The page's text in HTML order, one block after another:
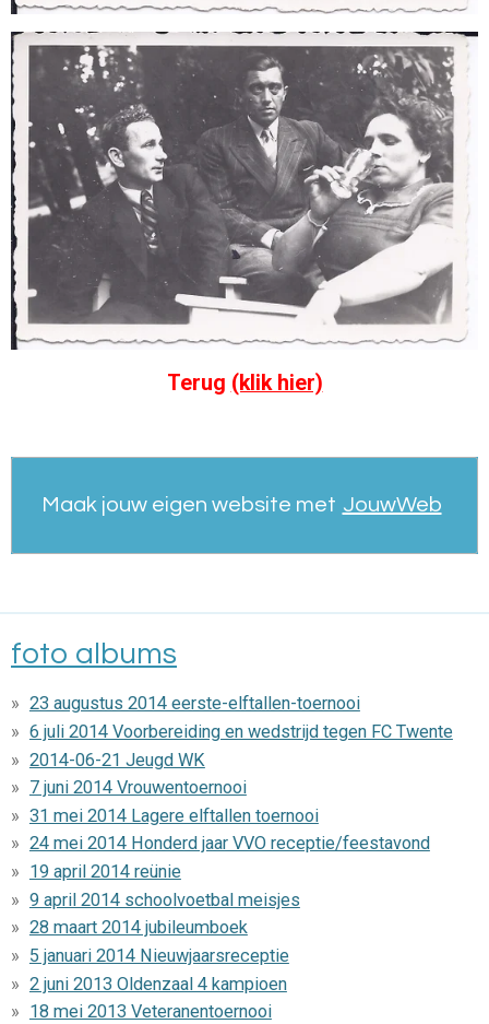
Terug (klik hier)
Maak jouw eigen website met JouwWeb
foto albums
23 augustus 2014 eerste-elftallen-toernooi
6 juli 2014 Voorbereiding en wedstrijd tegen FC Twente
2014-06-21 Jeugd WK
7 juni 2014 Vrouwentoernooi
31 mei 2014 Lagere elftallen toernooi
24 mei 2014 Honderd jaar VVO receptie/feestavond
19 april 2014 reünie
9 april 2014 schoolvoetbal meisjes
28 maart 2014 jubileumboek
5 januari 2014 Nieuwjaarsreceptie
2 juni 2013 Oldenzaal 4 kampioen
18 mei 2013 Veteranentoernooi